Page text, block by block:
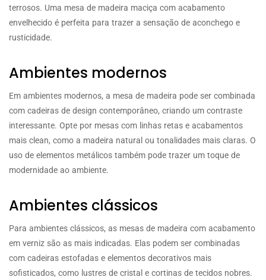
terrosos. Uma mesa de madeira maciça com acabamento
envelhecido é perfeita para trazer a sensação de aconchego e
rusticidade.
Ambientes modernos
Em ambientes modernos, a mesa de madeira pode ser combinada
com cadeiras de design contemporâneo, criando um contraste
interessante. Opte por mesas com linhas retas e acabamentos
mais clean, como a madeira natural ou tonalidades mais claras. O
uso de elementos metálicos também pode trazer um toque de
modernidade ao ambiente.
Ambientes clássicos
Para ambientes clássicos, as mesas de madeira com acabamento
em verniz são as mais indicadas. Elas podem ser combinadas
com cadeiras estofadas e elementos decorativos mais
sofisticados, como lustres de cristal e cortinas de tecidos nobres.